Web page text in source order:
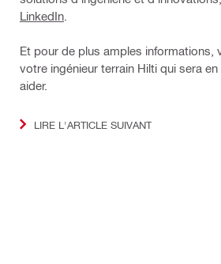
LinkedIn
Et pour de plus amples informations,
votre ingénieur terrain Hilti qui sera
aider.
LIRE L'ARTICLE SUIVANT